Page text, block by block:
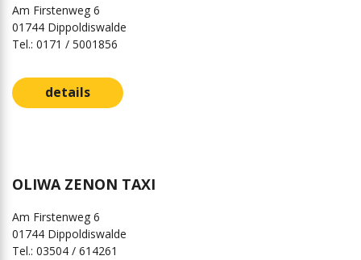
Am Firstenweg 6
01744 Dippoldiswalde
Tel.: 0171 / 5001856
details
OLIWA ZENON TAXI
Am Firstenweg 6
01744 Dippoldiswalde
Tel.: 03504 / 614261